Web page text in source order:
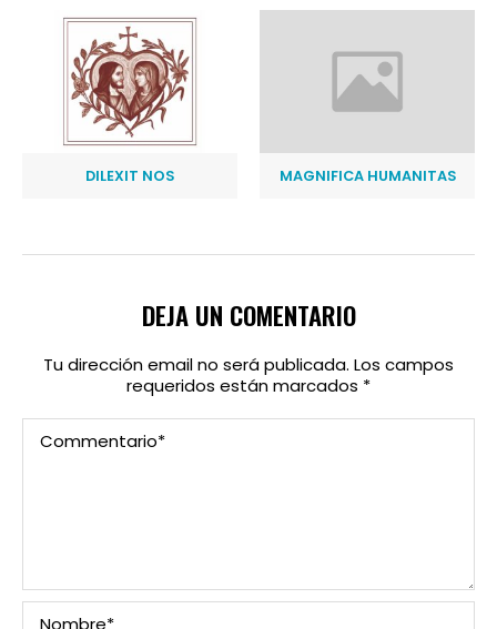
DILEXIT NOS MAGNIFICA HUMANITAS
DEJA UN COMENTARIO
Tu dirección email no será publicada. Los campos
requeridos están marcados *